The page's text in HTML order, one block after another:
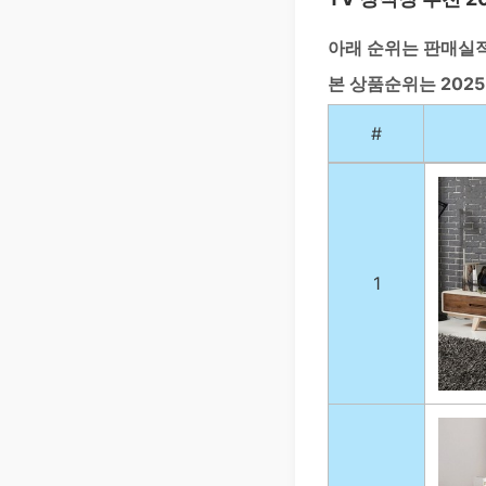
아래 순위는 판매실
본 상품순위는
#
1